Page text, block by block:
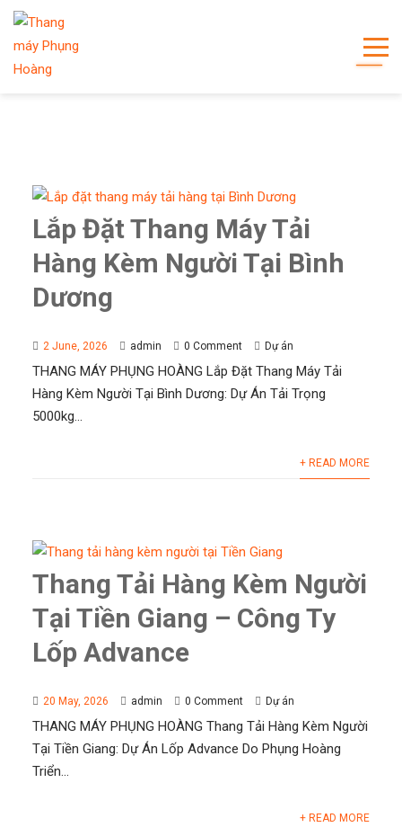
Lắp Đặt Thang Máy Tải
Hàng Kèm Người Tại Bình
Dương
2 June, 2026 admin 0 Comment Dự án
THANG MÁY PHỤNG HOÀNG Lắp Đặt Thang Máy Tải
Hàng Kèm Người Tại Bình Dương: Dự Án Tải Trọng
5000kg...
+ READ MORE
Thang Tải Hàng Kèm Người
Tại Tiền Giang – Công Ty
Lốp Advance
20 May, 2026 admin 0 Comment Dự án
THANG MÁY PHỤNG HOÀNG Thang Tải Hàng Kèm Người
Tại Tiền Giang: Dự Án Lốp Advance Do Phụng Hoàng
Triển...
+ READ MORE